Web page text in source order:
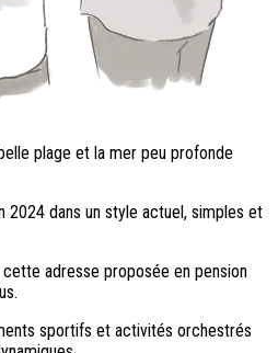
plage et la mer peu profonde
2024 dans un style actuel, simples et
adresse proposée en pension
sportifs et activités orchestrés